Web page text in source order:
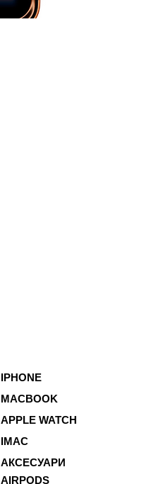
IPHONE
MACBOOK
APPLE WATCH
IMAC
АКСЕСУАРИ
AIRPODS